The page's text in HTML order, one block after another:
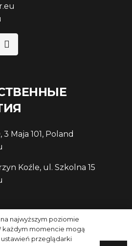
Maja 101, Poland
Koźle, ul. Szkolna 15
ПО ЕКСПОРТУ
najwyższym poziomie
każdym momencie mogą
przeglądarki